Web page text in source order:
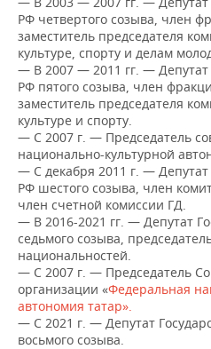
ВОДНЫЕ ВИДЫ СПОРТА
ХОККЕЙ С МЯЧОМ
ОБРАЗОВАНИЕ
ПРОИСШЕСТВИЯ
РФ четвертого созыва, член
заместитель председателя
культуре, спорту и делам
— В 2007 — 2011 гг. —
РФ пятого созыва, член
заместитель председателя
культуре и спорту.
— С 2007 г. — Председатель
национально-культурной
— С декабря 2011 г. —
РФ шестого созыва, член
член счетной комиссии ГД.
— В 2016-2021 гг. — Депутат
седьмого созыва,
национальностей.
— С 2007 г. — Председатель
организации «Федеральная
автономия татар».
— С 2021 г. — Депутат
восьмого созыва.